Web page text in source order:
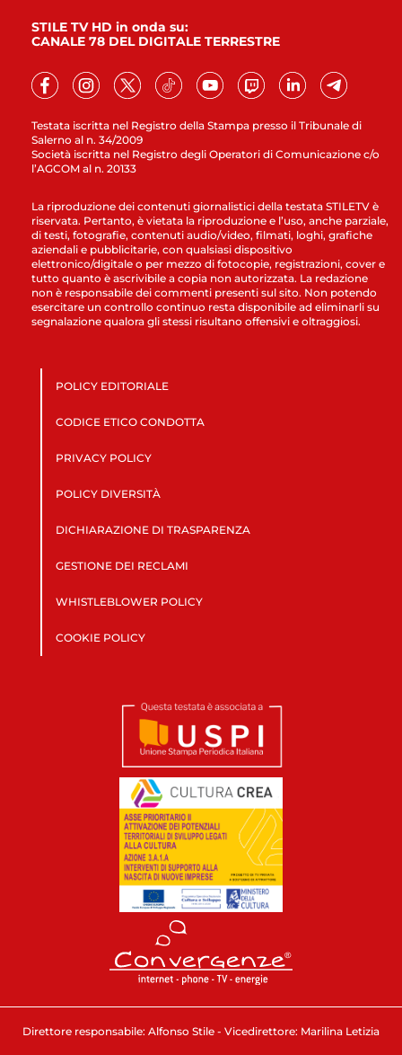
Testata iscritta nel Registro della Stampa presso il Tribunale di
Salerno al n. 34/2009
Società iscritta nel Registro degli Operatori di Comunicazione c/o
l’AGCOM al n. 20133
STILE TV HD in onda su:
CANALE 78 DEL DIGITALE TERRESTRE
La riproduzione dei contenuti giornalistici della testata STILETV è
riservata. Pertanto, è vietata la riproduzione e l’uso, anche parziale,
di testi, fotografie, contenuti audio/video, filmati, loghi, grafiche
aziendali e pubblicitarie, con qualsiasi dispositivo
elettronico/digitale o per mezzo di fotocopie, registrazioni, cover e
tutto quanto è ascrivibile a copia non autorizzata. La redazione
non è responsabile dei commenti presenti sul sito. Non potendo
esercitare un controllo continuo resta disponibile ad eliminarli su
segnalazione qualora gli stessi risultano offensivi e oltraggiosi.
POLICY EDITORIALE
CODICE ETICO CONDOTTA
PRIVACY POLICY
POLICY DIVERSITÀ
DICHIARAZIONE DI TRASPARENZA
GESTIONE DEI RECLAMI
WHISTLEBLOWER POLICY
COOKIE POLICY
Direttore responsabile: Alfonso Stile - Vicedirettore: Marilina Letizia